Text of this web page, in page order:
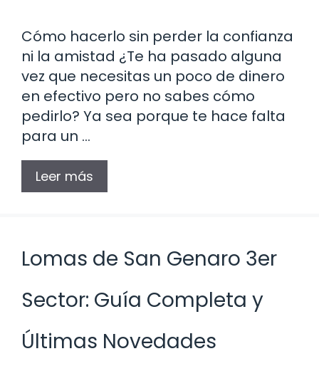
Cómo hacerlo sin perder la confianza
ni la amistad ¿Te ha pasado alguna
vez que necesitas un poco de dinero
en efectivo pero no sabes cómo
pedirlo? Ya sea porque te hace falta
para un …
Leer más
Lomas de San Genaro 3er
Sector: Guía Completa y
Últimas Novedades